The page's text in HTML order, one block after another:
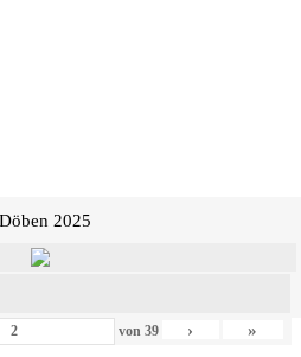
Döben 2025
von 39 › »